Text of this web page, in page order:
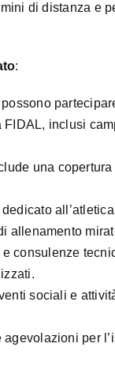
di distanza e
:
inclusi
una
allenamento
consulenze
sociali e
per